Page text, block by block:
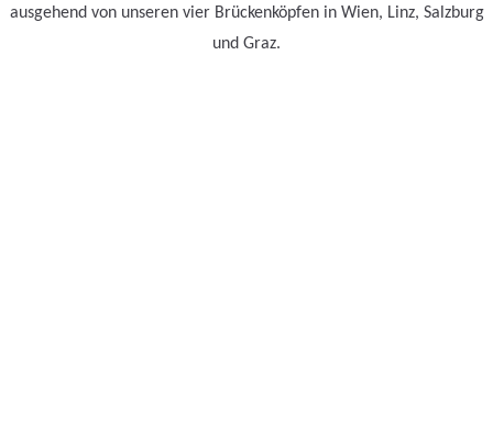
ausgehend von unseren vier Brückenköpfen in Wien, Linz, Salzburg
und Graz.